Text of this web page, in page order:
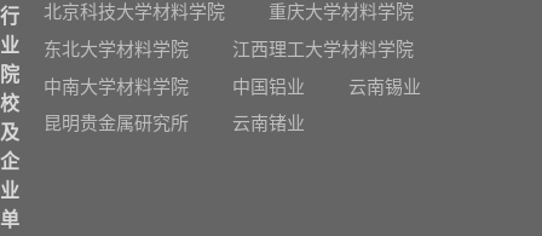
行
业
院
校
及
企
业
单
北京科技大学材料学院
重庆大学材料学院
东北大学材料学院
江西理工大学材料学院
中南大学材料学院
中国铝业
云南锡业
昆明贵金属研究所
云南锗业